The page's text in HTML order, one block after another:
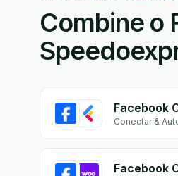
Combine o
Conectar &